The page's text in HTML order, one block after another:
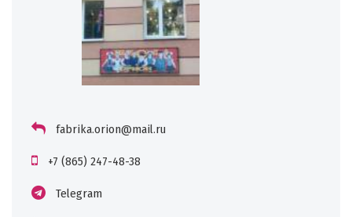
fabrika.orion@mail.ru
+7 (865) 247-48-38
Telegram